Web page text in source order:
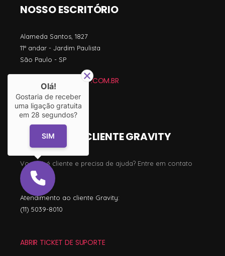
NOSSO ESCRITÓRIO
Alameda Santos, 1827
11º andar - Jardim Paulista
São Paulo - SP
CONTATO@GRAVITY.COM.BR
(11) 3042-8000
SUPORTE AO CLIENTE GRAVITY
Você já é cliente e precisa de ajuda? Entre em contato
agora!
Atendimento ao cliente Gravity:
(11) 5039-8010
ABRIR TICKET DE SUPORTE
Olá!
Gostaria de receber
uma ligação gratuita
em 28 segundos?
SIM